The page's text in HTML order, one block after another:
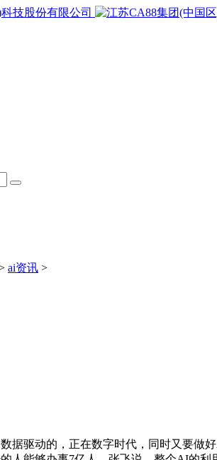
ai资讯 >
驱动的，正在数字时代，同时又要做好